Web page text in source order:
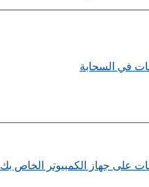
في السحابة
على جهاز الكمبيوتر الخاص بك